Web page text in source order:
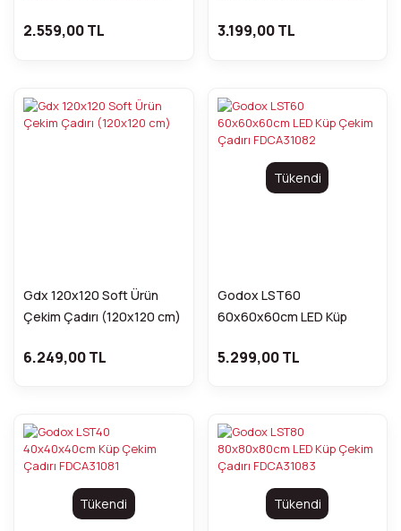
2.559,00 TL 3.199,00 TL
Gdx 120x120 Soft Ürün
Çekim Çadırı (120x120 cm)
6.249,00 TL
Tükendi
Godox LST60
60x60x60cm LED Küp
5.299,00 TL
Tükendi Tükendi